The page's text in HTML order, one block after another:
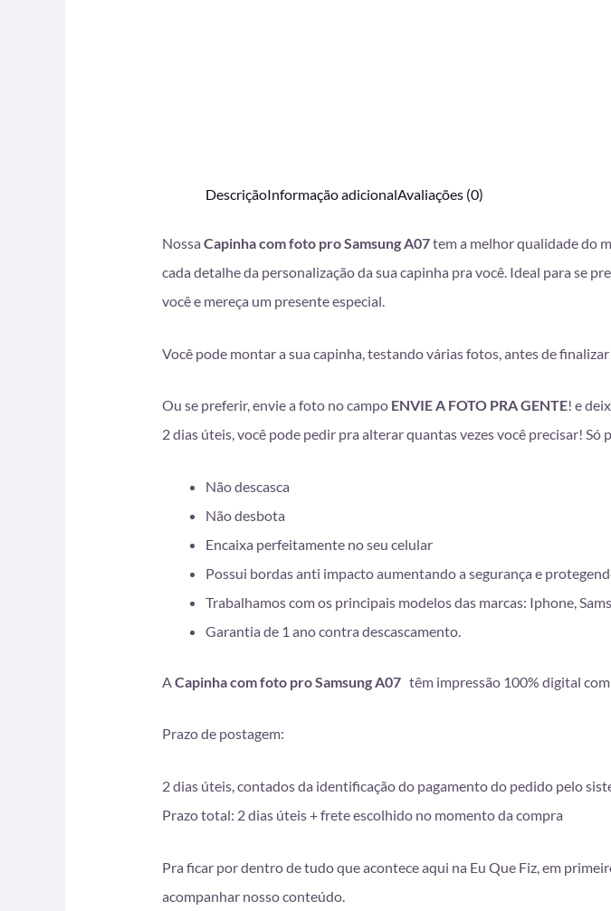
DescriçãoInformação adicionalAvaliações (0)
Nossa Capinha com foto pro Samsung A07tem a melhor qualidade do
cada detalhe da personalização da sua capinha pra você. Ideal para se
você e mereça um presente especial.
Você pode montar a sua capinha, testando várias fotos, antes de
Ou se preferir, envie a foto no campo ENVIE A FOTO PRA GENTE! e
2 dias úteis, você pode pedir pra alterar quantas vezes você precisar! Só
Não descasca
Não desbota
Encaixa perfeitamente no seu celular
Possui bordas anti impacto aumentando a segurança e
Trabalhamos com os principais modelos das marcas: Iphone,
Garantia de 1 ano contra descascamento.
ACapinha com foto pro Samsung A07 têm impressão 100% digital
Prazo de postagem:
2 dias úteis, contados da identificação do pagamento do pedido pelo
Prazo total: 2 dias úteis + frete escolhido no momento da compra
Pra ficar por dentro de tudo que acontece aqui na Eu Que Fiz, em
acompanhar nosso conteúdo.